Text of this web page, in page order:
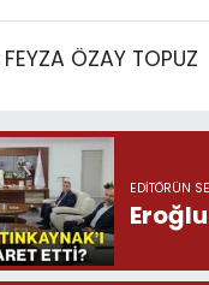
FEYZA ÖZAY TOPUZ
EDITÖRÜN